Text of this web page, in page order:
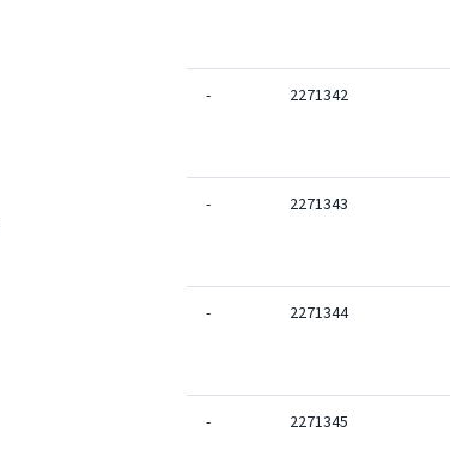
- 2271342
- 2271343
- 2271344
- 2271345